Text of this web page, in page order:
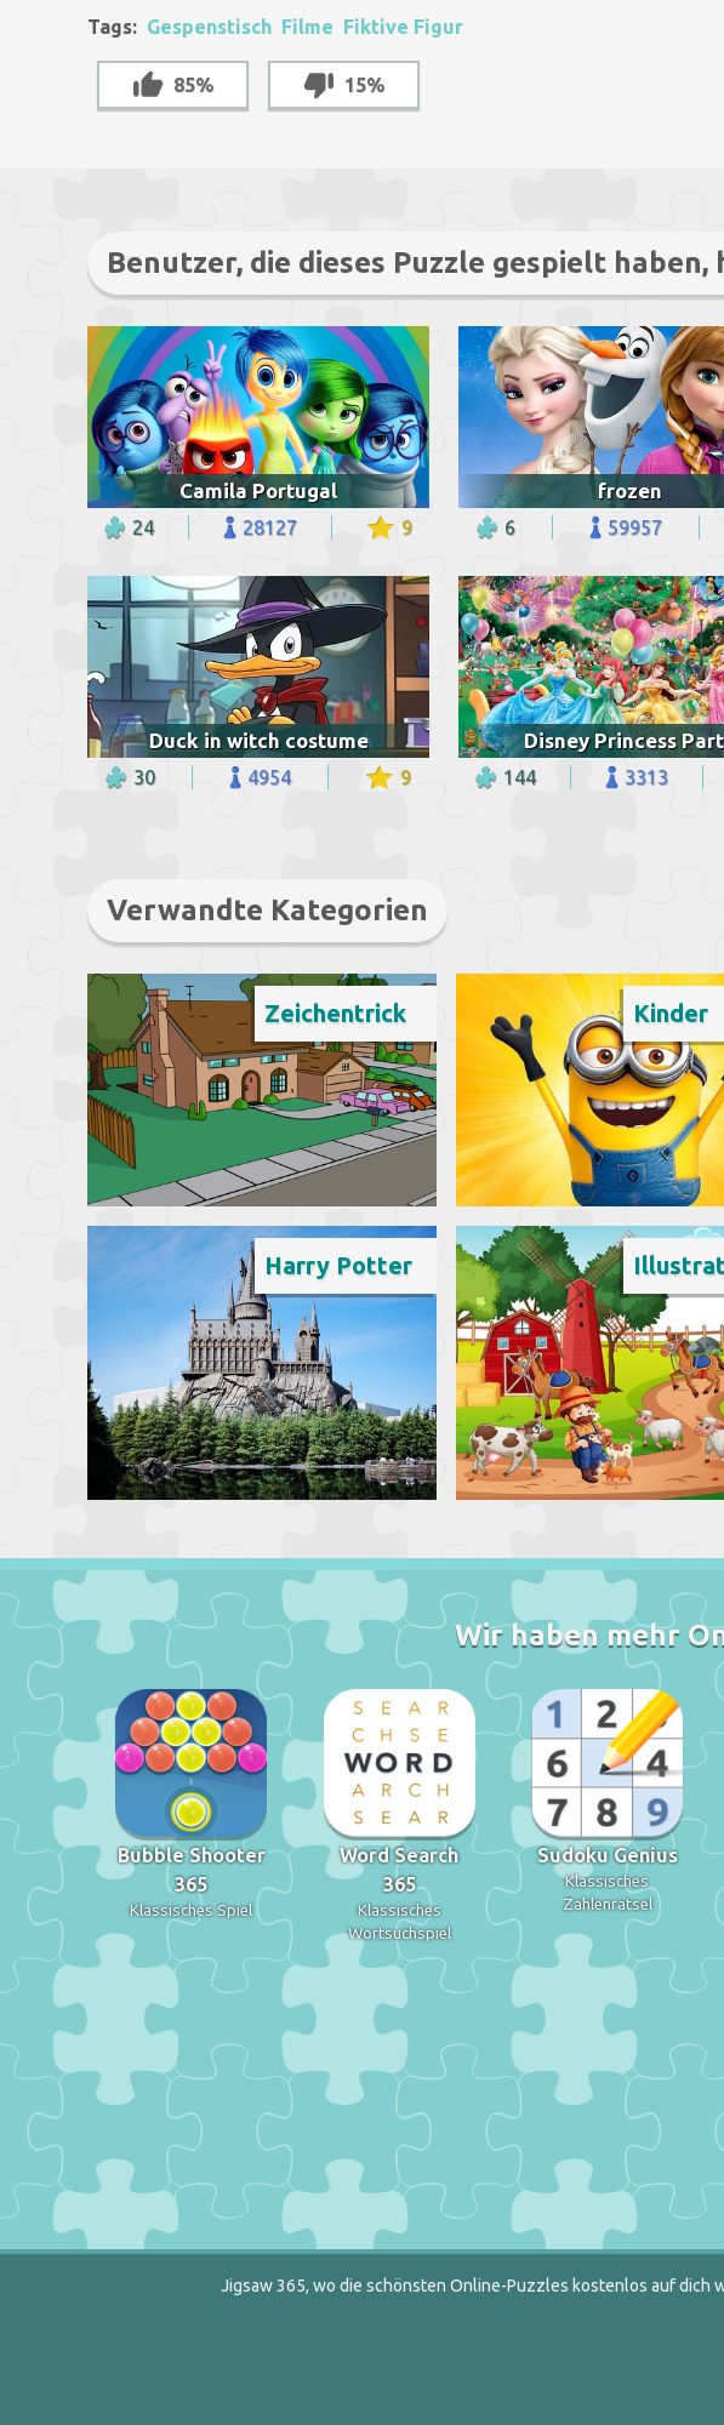
Tags: Gespenstisch Filme Fiktive Figur
85% 15%
Benutzer, die dieses Puzzle gespielt
Camila Portugal
24 28127 9
frozen
6 59957
Duck in witch costume
30 4954 9
Disney Princess
144 3313
Verwandte Kategorien
Zeichentrick Kinder
Harry Potter
Wir haben mehr
Bubble Shooter
365
Klassisches Spiel
Word Search
365
Klassisches
Wortsuchspiel
Sudoku Genius
Klassisches
Zahlenrätsel
Jigsaw 365, wo die schönsten Online-Puzzles kostenlos auf dich